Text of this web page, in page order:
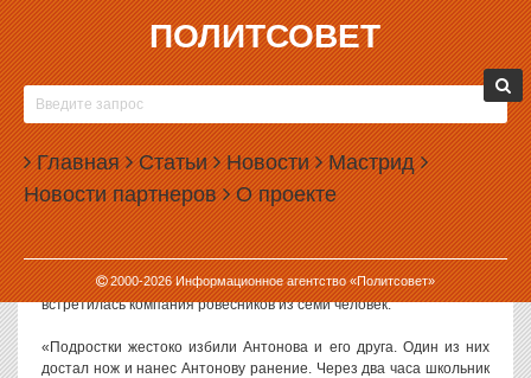
ПОЛИТСОВЕТ
Главная Статьи Новости Мастрид
Новости партнеров О проекте
2000-2026Информационное агентство «Политсовет»
26.11.2007, 13:33
В ЕКАТЕРИНБУРГЕ В ДРАКЕ УБИТ ПОДРОСТОК
В Кировском районе Екатеринбурга проводится расследование
по факту массовой драки, жертвой которой стал 16-летний
школьник.
Как сообщил руководитель пресс-службы ГУВД Свердловской
области Валерий Горелых, около 4.00 воскресенья Александр
Антонов вместе с приятелем шел к своей девушке. По пути им
встретилась компания ровесников из семи человек.
«Подростки жестоко избили Антонова и его друга. Один из них
достал нож и нанес Антонову ранение. Через два часа школьник